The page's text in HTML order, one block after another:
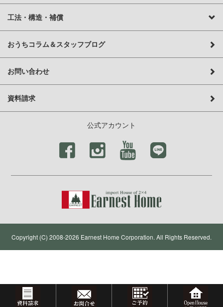
工法・構造・補償
おうちコラム＆スタッフブログ
お問い合わせ
資料請求
公式アカウント
Copyright (C) 2008-2026 Earnest Home Corporation. All Rights Reserved.